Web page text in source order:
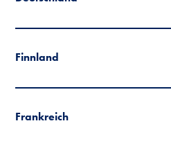
Finnland
Frankreich